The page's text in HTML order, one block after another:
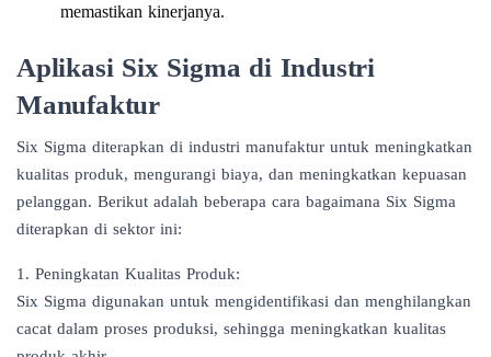
memastikan kinerjanya.
Aplikasi Six Sigma di Industri
Manufaktur
Six Sigma diterapkan di industri manufaktur untuk meningkatkan
kualitas produk, mengurangi biaya, dan meningkatkan kepuasan
pelanggan. Berikut adalah beberapa cara bagaimana Six Sigma
diterapkan di sektor ini:
1. Peningkatan Kualitas Produk:
Six Sigma digunakan untuk mengidentifikasi dan menghilangkan
cacat dalam proses produksi, sehingga meningkatkan kualitas